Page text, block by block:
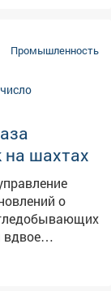
в
плит. После
лидеров
продукции
снижение
укреплению
Промышленность
на шахтах
о
вдвое
На
случая